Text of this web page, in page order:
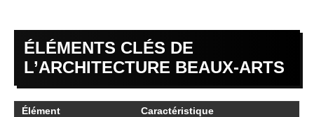
ÉLÉMENTS CLÉS DE
L’ARCHITECTURE BEAUX-ARTS
Élément Caractéristique